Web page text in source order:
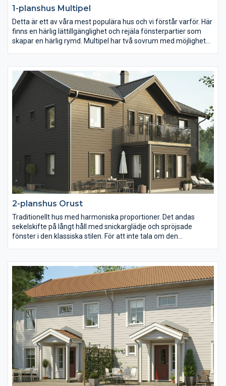
1-planshus Multipel
Detta är ett av våra mest populära hus och vi förstår varför. Här
finns en härlig lättillgänglighet och rejäla fönsterpartier som
skapar en härlig rymd. Multipel har två sovrum med möjlighet
Det här huset rymmer en praktisk köksingång/ groventré som
leder vidare till in tvättstuga, toalett och kök. I husets vinkel får
du en perfekt skyddad uteplats, som enkelt nås via köket.
2-planshus Orust
Traditionellt hus med harmoniska proportioner. Det andas
sekelskifte på långt håll med snickarglädje och spröjsade
fönster i den klassiska stilen. För att inte tala om den
är av klassisk modell med ett skafferi stort nog att gå in i.
Trappan leder upp till det ljusa allrummet med sin vackra
balkong. Här finns tre sovrum, varav ett med en stor walk-in-
closet.